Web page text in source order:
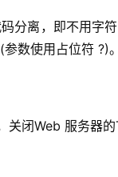
分离，即不用字符
数使用占位符 ?)。
闭Web 服务器的